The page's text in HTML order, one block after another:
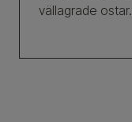
vällagrade ostar.